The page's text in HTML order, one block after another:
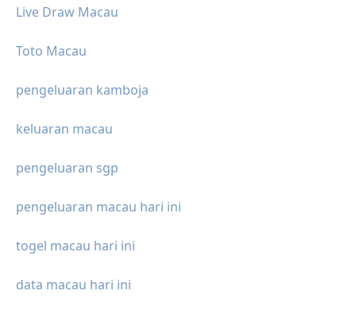
Live Draw Macau
Toto Macau
pengeluaran kamboja
keluaran macau
pengeluaran sgp
pengeluaran macau hari ini
togel macau hari ini
data macau hari ini